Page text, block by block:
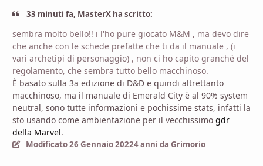
33 minuti fa, MasterX ha scritto:
sembra molto bello!! i l'ho pure giocato M&M , ma devo dire
che anche con le schede prefatte che ti da il manuale , (i
vari archetipi di personaggio) , non ci ho capito granché del
regolamento, che sembra tutto bello macchinoso.
È basato sulla 3a edizione di D&D e quindi altrettanto
macchinoso, ma il manuale di Emerald City è al 90% system
neutral, sono tutte informazioni e pochissime stats, infatti la
sto usando come ambientazione per il vecchissimo gdr
della Marvel.
Modificato26 Gennaio 20224 anni da Grimorio